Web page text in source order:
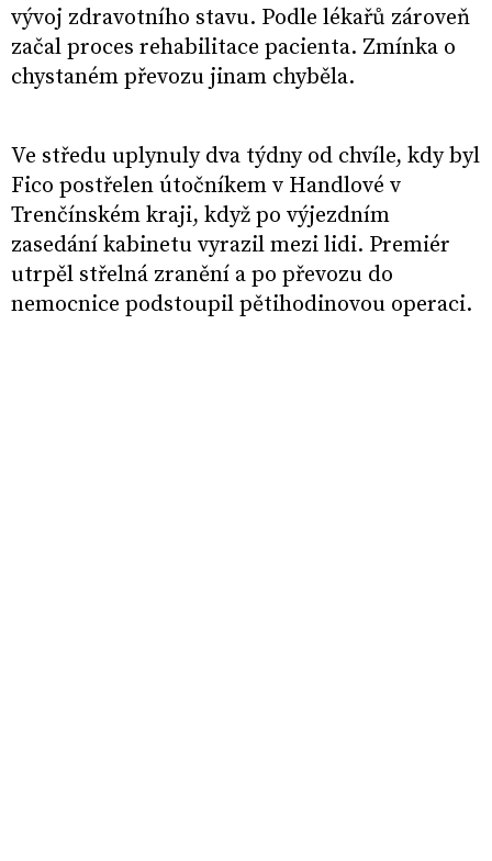
vývoj zdravotního stavu. Podle lékařů zároveň
začal proces rehabilitace pacienta. Zmínka o
chystaném převozu jinam chyběla.
Ve středu uplynuly dva týdny od chvíle, kdy byl
Fico postřelen útočníkem v Handlové v
Trenčínském kraji, když po výjezdním
zasedání kabinetu vyrazil mezi lidi. Premiér
utrpěl střelná zranění a po převozu do
nemocnice podstoupil pětihodinovou operaci.